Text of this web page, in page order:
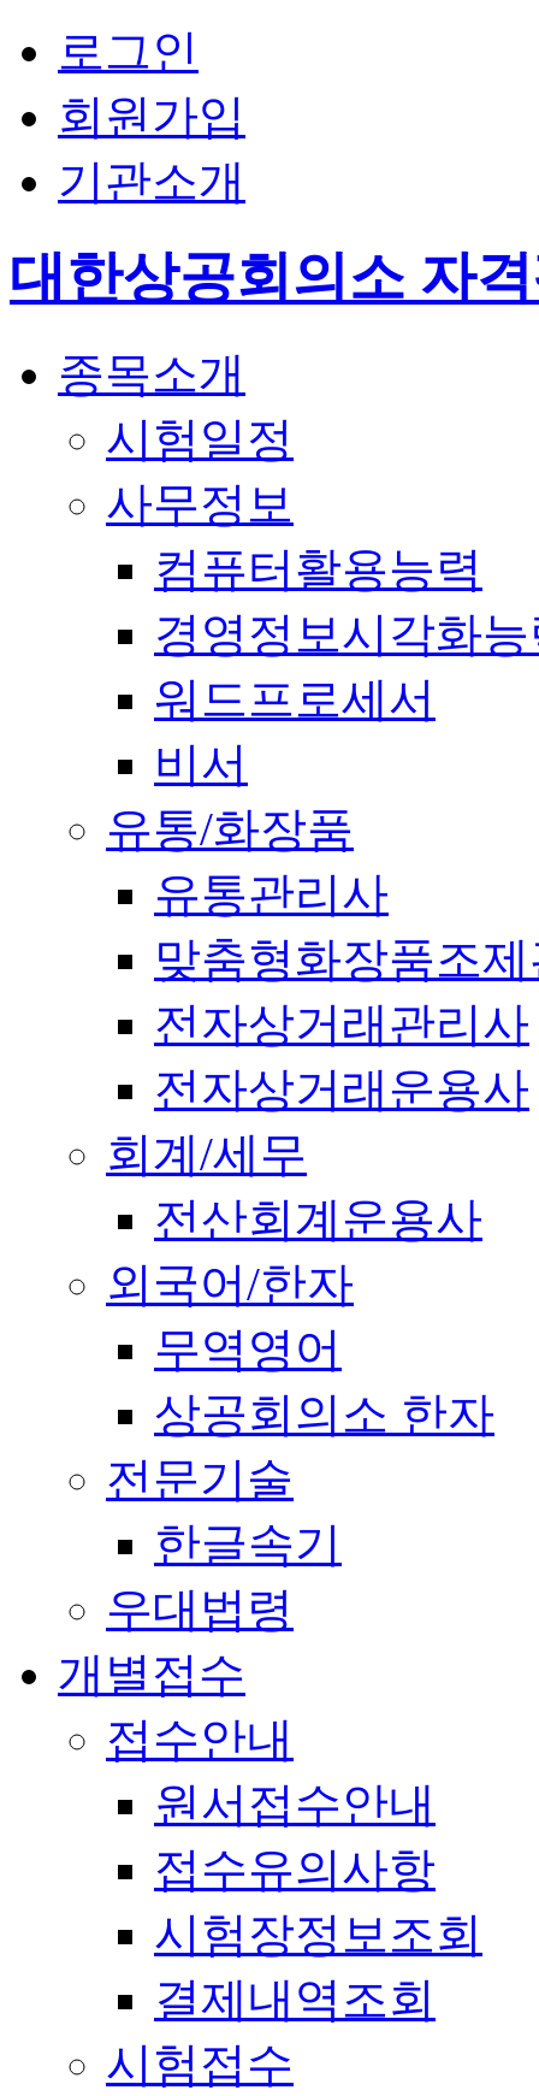
로그인
회원가입
기관소개
대한상공회의소 자
종목소개
시험일정
사무정보
컴퓨터활용능력
경영정보시각화
워드프로세서
비서
유통/화장품
유통관리사
맞춤형화장품조
전자상거래관리사
전자상거래운용사
회계/세무
전산회계운용사
외국어/한자
무역영어
상공회의소 한자
전문기술
한글속기
우대법령
개별접수
접수안내
원서접수안내
접수유의사항
시험장정보조회
결제내역조회
시험접수